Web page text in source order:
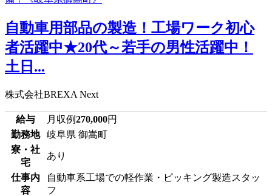
自動車用部品の製造！工場ワーク初心
者活躍中★20代～若手の男性活躍中！
土日...
株式会社BREXA Next
給与 月収例270,000円
勤務地
岐阜県 御嵩町
寮・社
宅
あり
仕事内
容
自動車系工場での軽作業・ピッキング製造スタッ
フ